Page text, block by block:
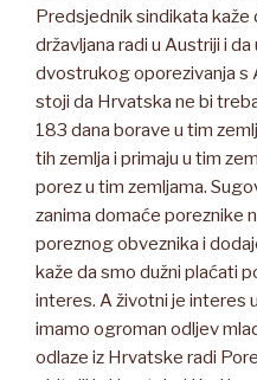
Predsjednik sindikata kaže
državljana radi u Austriji i
dvostrukog oporezivanja s
stoji da Hrvatska ne bi
183 dana borave u tim
tih zemlja i primaju u tim
porez u tim zemljama.
zanima domaće poreznike
poreznog obveznika i
kaže da smo dužni plaćati
interes. A životni je interes
imamo ogroman odljev
odlaze iz Hrvatske radi